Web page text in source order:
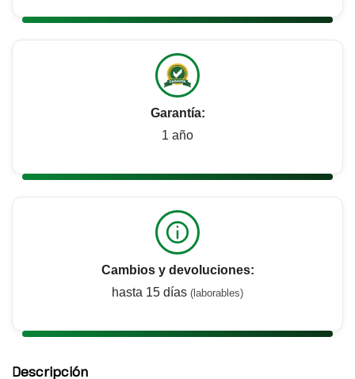
Garantía:
1 año
Cambios y devoluciones:
hasta 15 días (laborables)
Descripción